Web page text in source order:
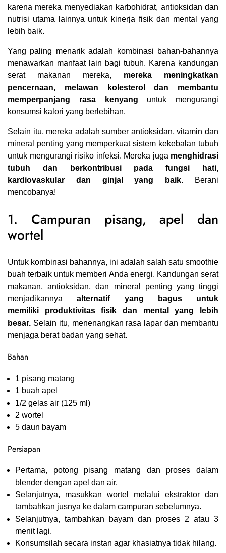
karena mereka menyediakan karbohidrat, antioksidan dan
nutrisi utama lainnya untuk kinerja fisik dan mental yang
lebih baik.
Yang paling menarik adalah kombinasi bahan-bahannya
menawarkan manfaat lain bagi tubuh. Karena kandungan
serat makanan mereka, mereka meningkatkan
pencernaan, melawan kolesterol dan membantu
memperpanjang rasa kenyang untuk mengurangi
konsumsi kalori yang berlebihan.
Selain itu, mereka adalah sumber antioksidan, vitamin dan
mineral penting yang memperkuat sistem kekebalan tubuh
untuk mengurangi risiko infeksi. Mereka juga menghidrasi
tubuh dan berkontribusi pada fungsi hati,
kardiovaskular dan ginjal yang baik. Berani
mencobanya!
1. Campuran pisang, apel dan
wortel
Untuk kombinasi bahannya, ini adalah salah satu smoothie
buah terbaik untuk memberi Anda energi. Kandungan serat
makanan, antioksidan, dan mineral penting yang tinggi
menjadikannya alternatif yang bagus untuk
memiliki produktivitas fisik dan mental yang lebih
besar. Selain itu, menenangkan rasa lapar dan membantu
menjaga berat badan yang sehat.
Bahan
1 pisang matang
1 buah apel
1/2 gelas air (125 ml)
2 wortel
5 daun bayam
Persiapan
Pertama, potong pisang matang dan proses dalam
blender dengan apel dan air.
Selanjutnya, masukkan wortel melalui ekstraktor dan
tambahkan jusnya ke dalam campuran sebelumnya.
Selanjutnya, tambahkan bayam dan proses 2 atau 3
menit lagi.
Konsumsilah secara instan agar khasiatnya tidak hilang.